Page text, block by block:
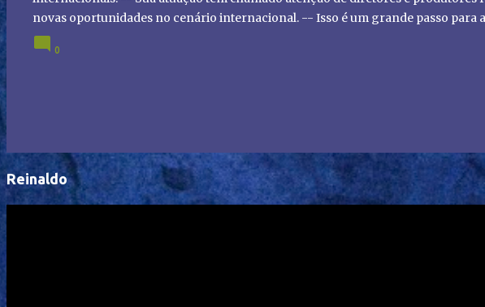
novas oportunidades no cenário internacional. -- Isso é um grande passo para
global!
0
Reinaldo